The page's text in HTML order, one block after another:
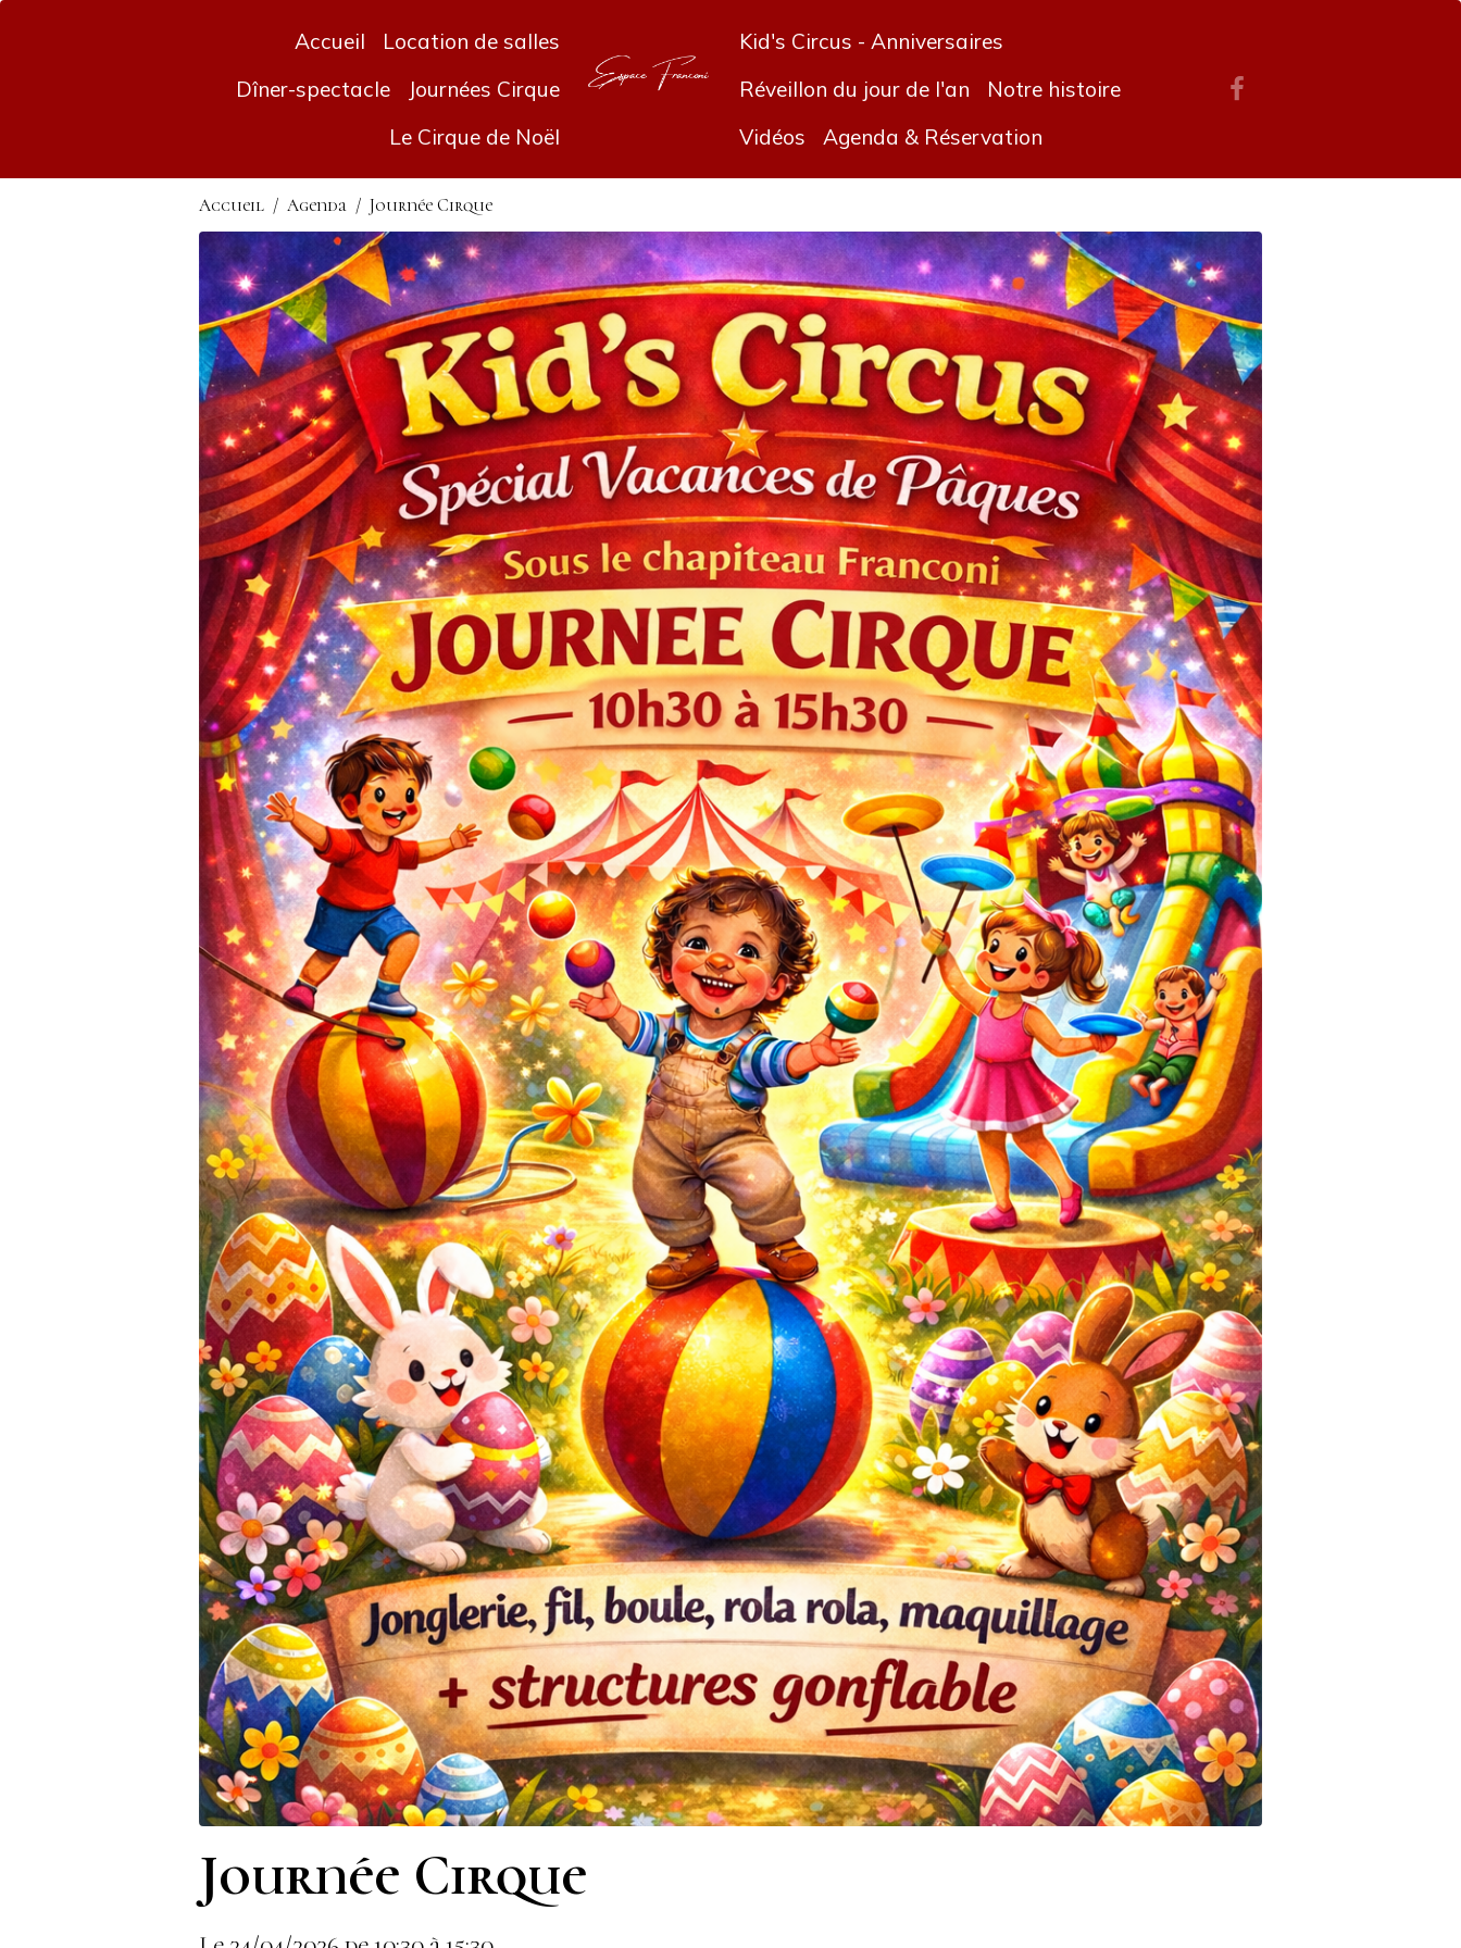
Accueil
Location de salles
Dîner-spectacle
Journées Cirque
Le Cirque de Noël
Kid's Circus - Anniversaires
Réveillon du jour de l'an
Notre histoire
Vidéos
Agenda & Réservation
Accueil Agenda Journée Cirque
Journée Cirque